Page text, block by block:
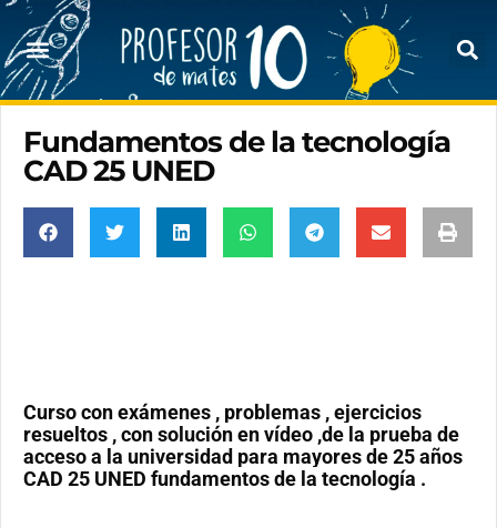
Fundamentos de la tecnología
CAD 25 UNED
Curso con exámenes , problemas , ejercicios
resueltos , con solución en vídeo ,de la prueba de
acceso a la universidad para mayores de 25 años
CAD 25 UNED fundamentos de la tecnología .